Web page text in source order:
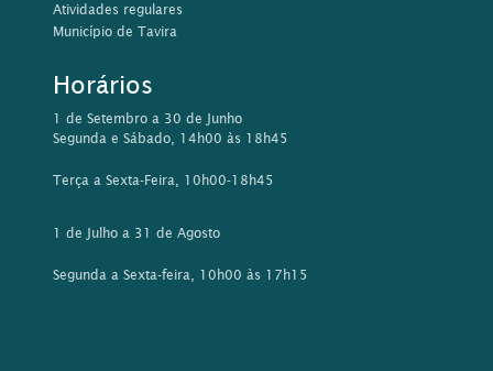
Atividades regulares
Município de Tavira
Horários
1 de Setembro a 30 de Junho
Segunda e Sábado, 14h00 às 18h45
Terça a Sexta-Feira, 10h00-18h45
1 de Julho a 31 de Agosto
Segunda a Sexta-feira, 10h00 às 17h15